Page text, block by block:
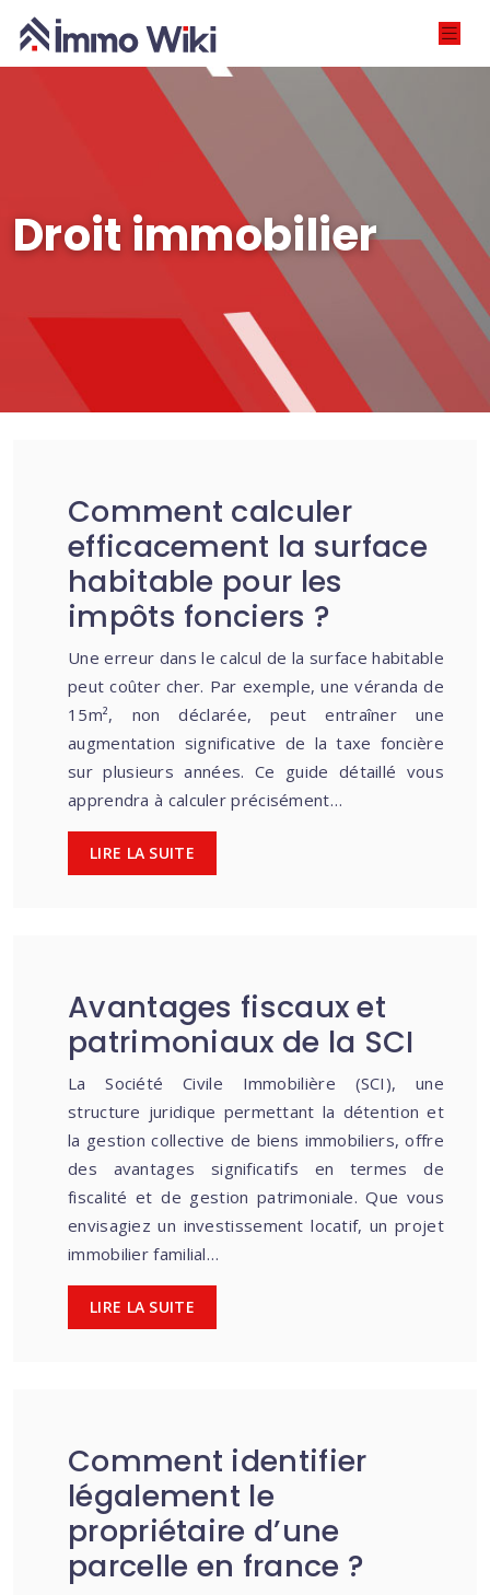
Droit immobilier
Comment calculer
efficacement la surface
habitable pour les
impôts fonciers ?
Une erreur dans le calcul de la surface habitable
peut coûter cher. Par exemple, une véranda de
15m², non déclarée, peut entraîner une
augmentation significative de la taxe foncière
sur plusieurs années. Ce guide détaillé vous
apprendra à calculer précisément…
LIRE LA SUITE
Avantages fiscaux et
patrimoniaux de la SCI
La Société Civile Immobilière (SCI), une
structure juridique permettant la détention et
la gestion collective de biens immobiliers, offre
des avantages significatifs en termes de
fiscalité et de gestion patrimoniale. Que vous
envisagiez un investissement locatif, un projet
immobilier familial…
LIRE LA SUITE
Comment identifier
légalement le
propriétaire d’une
parcelle en france ?